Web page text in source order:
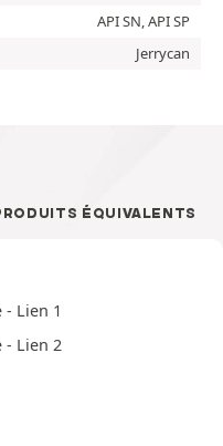
API SN, API SP
Jerrycan
ÉQUIVALENTS
Lien 1
- Lien 2